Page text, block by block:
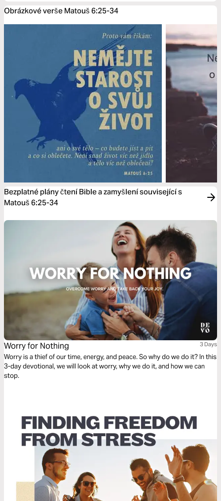
Obrázkové verše Matouš 6:25-34
Bezplatné plány čtení Bible a zamyšlení související s
Matouš 6:25-34
Worry for Nothing 3 Days
Worry is a thief of our time, energy, and peace. So why do we do it? In this
3-day devotional, we will look at worry, why we do it, and how we can
stop.